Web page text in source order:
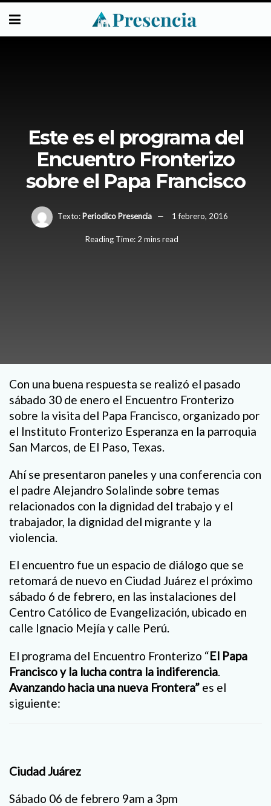
Este es el programa del
Encuentro Fronterizo
sobre el Papa Francisco
Texto: Periodico Presencia 1 febrero, 2016
Reading Time: 2 mins read
Con una buena respuesta se realizó el pasado
sábado 30 de enero el Encuentro Fronterizo
sobre la visita del Papa Francisco, organizado por
el Instituto Fronterizo Esperanza en la parroquia
San Marcos, de El Paso, Texas.
Ahí se presentaron paneles y una conferencia con
el padre Alejandro Solalinde sobre temas
relacionados con la dignidad del trabajo y el
trabajador, la dignidad del migrante y la
violencia.
El encuentro fue un espacio de diálogo que se
retomará de nuevo en Ciudad Juárez el próximo
sábado 6 de febrero, en las instalaciones del
Centro Católico de Evangelización, ubicado en
calle Ignacio Mejía y calle Perú.
El programa del Encuentro Fronterizo “El Papa
Francisco y la lucha contra la indiferencia
Avanzando hacia una nueva Frontera” es el
siguiente:
Ciudad Juárez
Sábado 06 de febrero 9am a 3pm